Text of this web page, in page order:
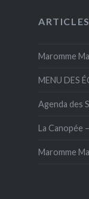
Maromme
MENU DES
Agenda des
La Canopée
Maromme